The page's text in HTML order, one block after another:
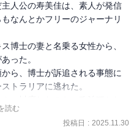
人公の寿美佳は、素人が発信
なんとかフリーのジャーナリ
博士の妻と名乗る女性から、
った。
ら、博士が訴追される事態に
トラリアに逃れた。
漠の真っ只中に存在している
、博士は強制労働に充てられ
読む
投稿日 : 2025.11.30